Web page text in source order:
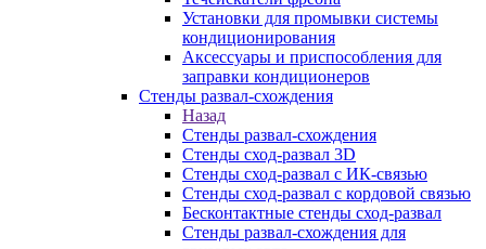
Установки для промывки системы
кондиционирования
Аксессуары и приспособления для
заправки кондиционеров
Стенды развал-схождения
Назад
Стенды развал-схождения
Стенды сход-развал 3D
Стенды сход-развал с ИК-связью
Стенды сход-развал с кордовой связью
Бесконтактные стенды сход-развал
Стенды развал-схождения для